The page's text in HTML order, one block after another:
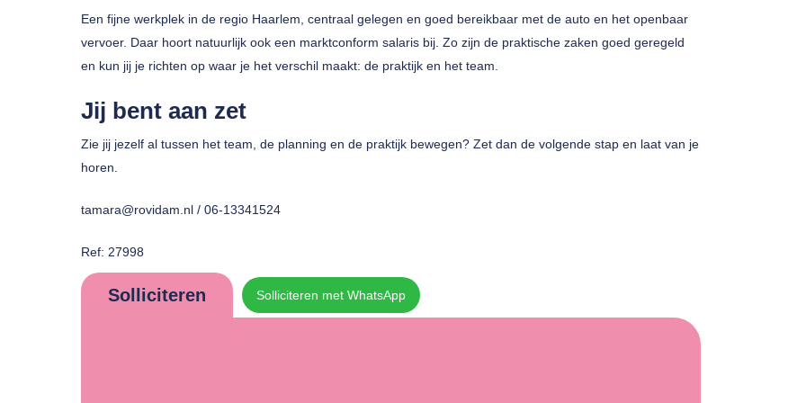
Een fijne werkplek in de regio Haarlem, centraal gelegen en goed bereikbaar met de auto en het openbaar
vervoer. Daar hoort natuurlijk ook een marktconform salaris bij. Zo zijn de praktische zaken goed geregeld
en kun jij je richten op waar je het verschil maakt: de praktijk en het team.
Jij bent aan zet
Zie jij jezelf al tussen het team, de planning en de praktijk bewegen? Zet dan de volgende stap en laat van je
horen.
tamara@rovidam.nl / 06-13341524
Ref: 27998
Solliciteren Solliciteren met WhatsApp